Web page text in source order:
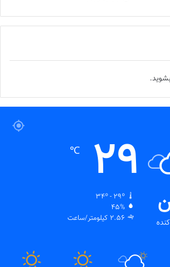
.
29
℃
34º - 29º
45%
2.56 کیلومتر/ساعت